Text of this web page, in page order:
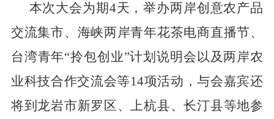
本次大会为期4天，举办两岸创意农产品
交流集市、海峡两岸青年花茶电商直播节、
台湾青年“拎包创业”计划说明会以及两岸农
业科技合作交流会等14项活动，与会嘉宾还
将到龙岩市新罗区、上杭县、长汀县等地参